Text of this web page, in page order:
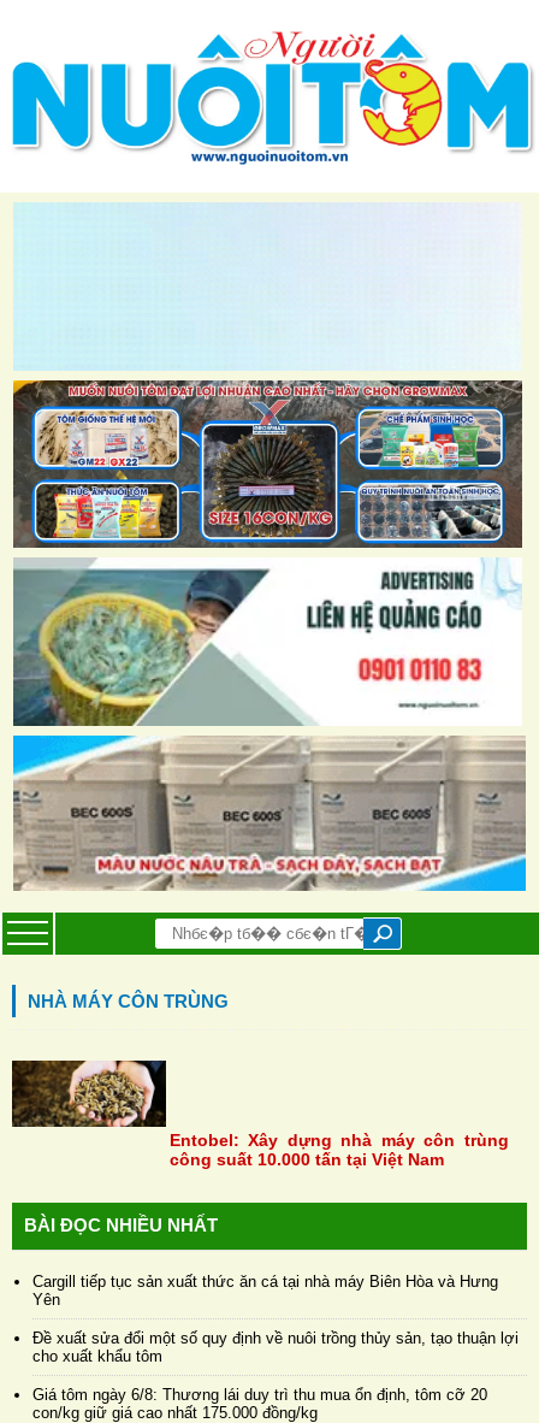
NHÀ MÁY CÔN TRÙNG
Entobel: Xây dựng nhà máy côn trùng
công suất 10.000 tấn tại Việt Nam
BÀI ĐỌC NHIỀU NHẤT
Cargill tiếp tục sản xuất thức ăn cá tại nhà máy Biên Hòa và Hưng
Yên
Đề xuất sửa đổi một số quy định về nuôi trồng thủy sản, tạo thuận lợi
cho xuất khẩu tôm
Giá tôm ngày 6/8: Thương lái duy trì thu mua ổn định, tôm cỡ 20
con/kg giữ giá cao nhất 175.000 đồng/kg